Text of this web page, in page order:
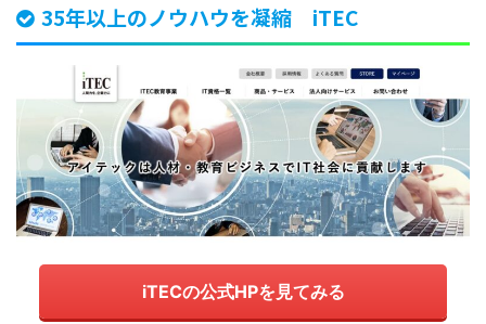
35年以上のノウハウを凝縮 iTEC
iTECの公式HPを見てみる